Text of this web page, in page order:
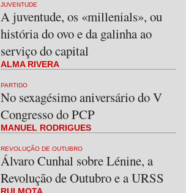
JUVENTUDE
A juventude, os «millenials», ou
história do ovo e da galinha ao
serviço do capital
ALMA RIVERA
PARTIDO
No sexagésimo aniversário do V
Congresso do PCP
MANUEL RODRIGUES
REVOLUÇÃO DE OUTUBRO
Álvaro Cunhal sobre Lénine, a
Revolução de Outubro e a URSS